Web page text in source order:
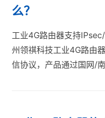
么？
工业4G路由器支持
州领祺科技工业4G路由
信协议，产品通过国网/